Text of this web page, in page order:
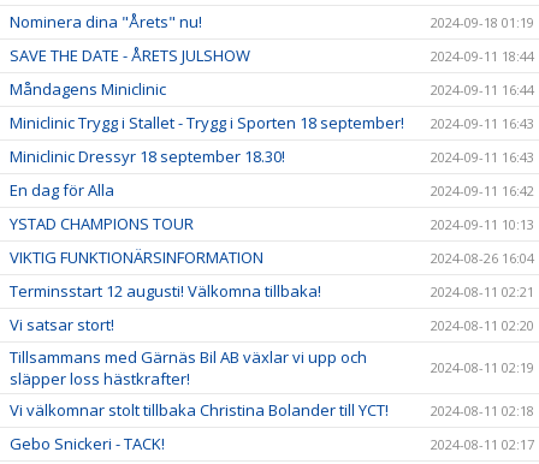
Nominera dina "Årets" nu! 2024-09-18 01:19
SAVE THE DATE - ÅRETS JULSHOW 2024-09-11 18:44
Måndagens Miniclinic 2024-09-11 16:44
Miniclinic Trygg i Stallet - Trygg i Sporten 18 september! 2024-09-11 16:43
Miniclinic Dressyr 18 september 18.30! 2024-09-11 16:43
En dag för Alla 2024-09-11 16:42
YSTAD CHAMPIONS TOUR 2024-09-11 10:13
VIKTIG FUNKTIONÄRSINFORMATION 2024-08-26 16:04
Terminsstart 12 augusti! Välkomna tillbaka! 2024-08-11 02:21
Vi satsar stort! 2024-08-11 02:20
Tillsammans med Gärnäs Bil AB växlar vi upp och
släpper loss hästkrafter!
2024-08-11 02:19
Vi välkomnar stolt tillbaka Christina Bolander till YCT! 2024-08-11 02:18
Gebo Snickeri - TACK! 2024-08-11 02:17